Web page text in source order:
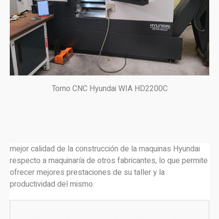
Torno CNC Hyundai WIA HD2200C
mejor calidad de la construcción de la maquinas Hyundai
respecto a maquinaría de otros fabricantes, lo que permite
ofrecer mejores prestaciones de su taller y la
productividad del mismo.